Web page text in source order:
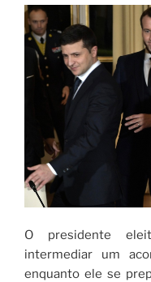
O presidente
intermediar um
enquanto ele se